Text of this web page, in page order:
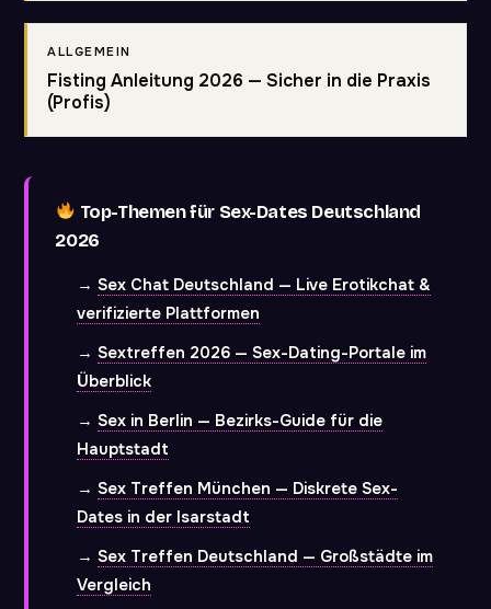
ALLGEMEIN
Fisting Anleitung 2026 — Sicher in die Praxis
(Profis)
Top-Themen für Sex-Dates Deutschland
2026
→Sex Chat Deutschland — Live Erotikchat &
verifizierte Plattformen
→Sextreffen 2026 — Sex-Dating-Portale im
Überblick
→Sex in Berlin — Bezirks-Guide für die
Hauptstadt
→Sex Treffen München — Diskrete Sex-
Dates in der Isarstadt
→Sex Treffen Deutschland — Großstädte im
Vergleich